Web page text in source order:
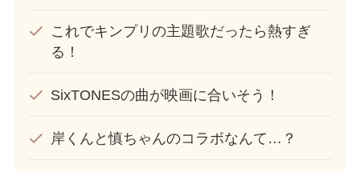
これでキンプリの主題歌だったら熱すぎ
る！
SixTONESの曲が映画に合いそう！
岸くんと慎ちゃんのコラボなんて…？